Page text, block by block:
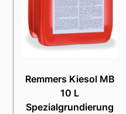
Remmers Kiesol MB
10 L
Spezialgrundierung